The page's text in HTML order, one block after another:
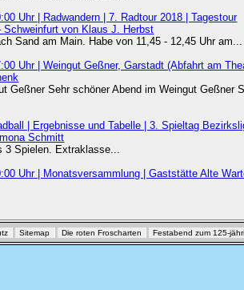
Uhr | Radwandern | 7. Radtour 2018 | Tagestour
von Klaus J. Herbst
Sand am Main. Habe von 11,45 - 12,45 Uhr am...
Uhr | Weingut Geßner, Garstadt (Abfahrt am
Geßner Sehr schöner Abend im Weingut Geßner
| Ergebnisse und Tabelle | 3. Spieltag
Schmitt
3 Spielen. Extraklasse...
Uhr | Monatsversammlung | Gaststätte Alte
Sitemap Die roten Froscharten
Festabend zum 125-